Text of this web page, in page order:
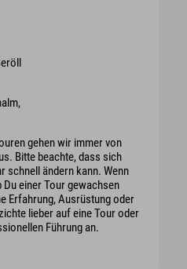
gehen wir immer von
Bitte beachte, dass sich
schnell ändern kann. Wenn
einer Tour gewachsen
Erfahrung, Ausrüstung oder
lieber auf eine Tour oder
Führung an.